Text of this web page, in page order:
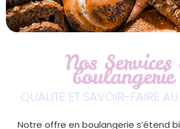
Nos Services
QUALITÉ ET SAVOIR-FAIRE
Notre offre en boulangerie s’étend